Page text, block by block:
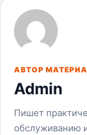
АВТОР
Admin
Пишет
обслуживанию